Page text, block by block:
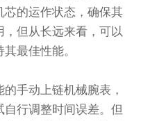
芯的运作状态，确保其
但从长远来看，可以
最佳性能。
手动上链机械腕表，
行调整时间误差。但